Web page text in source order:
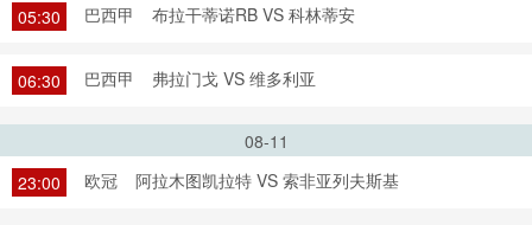
05:30 巴西甲 布拉干蒂诺RB VS 科林蒂安
06:30 巴西甲 弗拉门戈 VS 维多利亚
08-11
23:00
欧冠 阿拉木图凯拉特 VS 索非亚列夫斯基